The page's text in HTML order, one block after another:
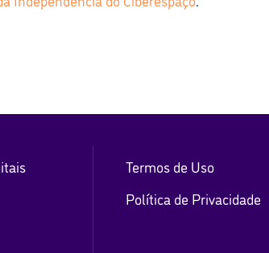
Termos de Uso
Política de Privacidade